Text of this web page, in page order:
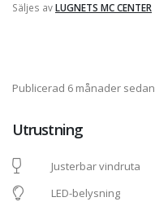
Säljes avLUGNETS MC CENTER
Publicerad 6 månader sedan
Utrustning
Justerbar vindruta
LED-belysning